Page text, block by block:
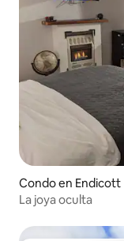
Condo en Endicott
La joya oculta